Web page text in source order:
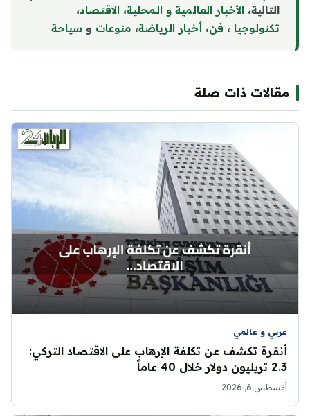
التالية، الأخبار العالمية و المحلية، الاقتصاد،
تكنولوجيا ، فن، أخبار الرياضة، منوعات و سياحة
مقالات ذات صلة
عربي و عالمي
أنقرة تكشف عن تكلفة الإرهاب على الاقتصاد التركي:
2.3 تريليون دولار خلال 40 عاماً
أغسطس 6, 2026